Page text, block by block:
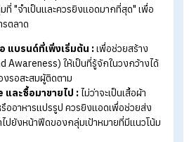
นด์และปิดการขาย โดดเด่นเรื่องการติดตา
แบรนด์ (Retargeting) และมีระบบ AI
ม่นยำ
ตฟอร์มมาแรงที่สุดสำหรับวิดีโอสั้น เหมา
ของกิน เน้นความบันเทิงและการขายผ่าน
(Shopee / Lazada):การซื้อโฆษณ
โดยตรง เหมาะสำหรับร้านค้าที่ต้องการกร